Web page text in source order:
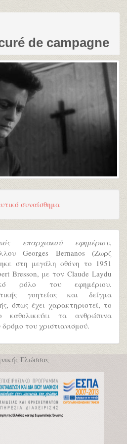
de campagne
συναίσθημα
επαρχιακού εφημέριου,
Georges Bernanos (Ζωρζ
στη μεγάλη οθόνη το 1951
Bresson, με τον Claude Laydu
ρόλο του εφημέριου.
γοητείας και δείγμα
όπως έχει χαρακτηριστεί, το
τα ανθρώπινα
του χριστιανισμού.
Γλώσσας